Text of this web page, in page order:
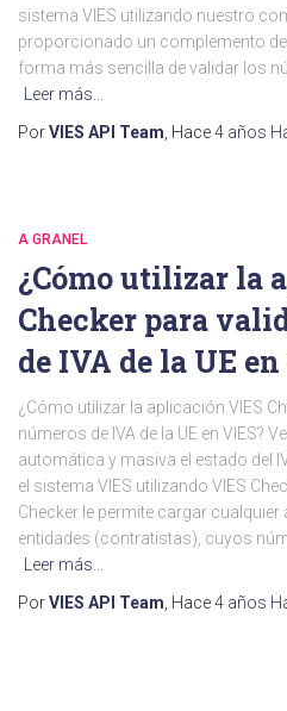
sistema VIES utilizando nuestro
proporcionado un complemento
forma más sencilla de validar los
Leer más…
PorVIES API Team , Hace4 años
A GRANEL
¿Cómo utilizar la
Checker para
de IVA de la UE
¿Cómo utilizar la aplicación VIES
números de IVA de la UE en VIES?
automática y masiva el estado del
el sistema VIES utilizando VIES
Checker le permite cargar
entidades (contratistas), cuyos
Leer más…
PorVIES API Team , Hace4 años